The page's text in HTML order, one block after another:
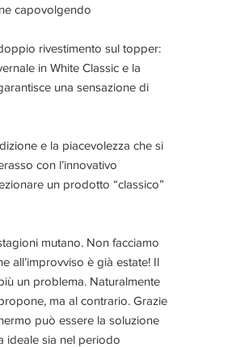
capovolgendo
rivestimento sul topper:
in White Classic e la
una sensazione di
e la piacevolezza che si
con l’innovativo
un prodotto “classico”
mutano. Non facciamo
all’improvviso è già estate! Il
un problema. Naturalmente
ma al contrario. Grazie
può essere la soluzione
ideale sia nel periodo